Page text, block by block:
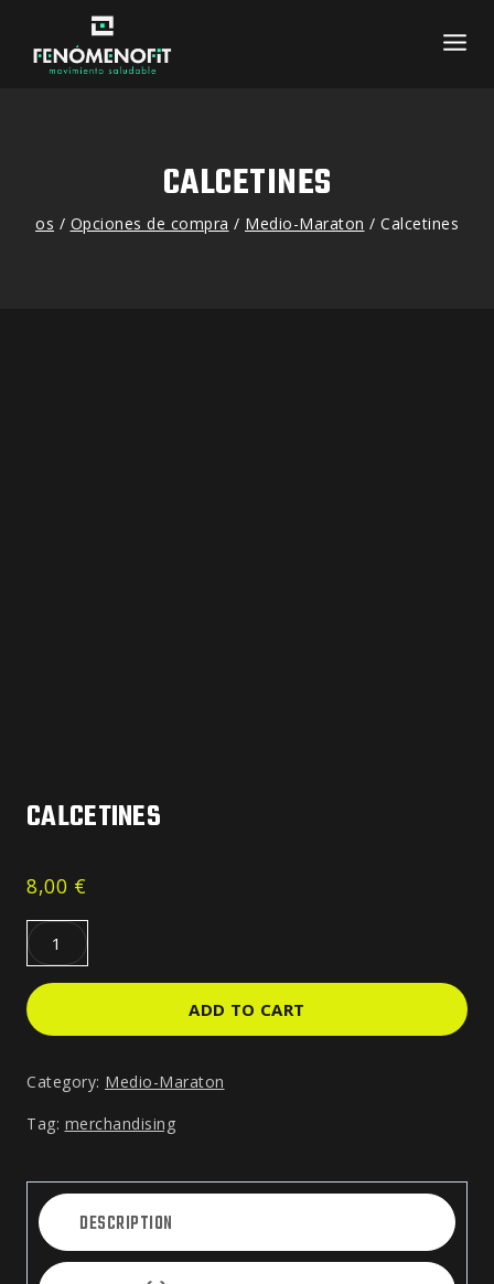
content
CALCETINES
os / Opciones de compra / Medio-Maraton / Calcetines
CALCETINES
8,00 €
Calcetines
quantity
ADD TO CART
Category: Medio-Maraton
Tag: merchandising
DESCRIPTION